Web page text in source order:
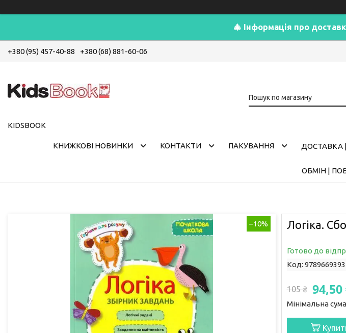
🎄 Інформація про
+380 (95) 457-40-88 +380 (68) 881-60-06
KIDSBOOK
КНИЖКОВІ НОВИНКИ КОНТАКТИ ПАКУВАННЯ ДОСТАВКА
ОБМІН |
–10% Логіка.
Готово до
Код:
105 ₴ 94,50
Мінімальна